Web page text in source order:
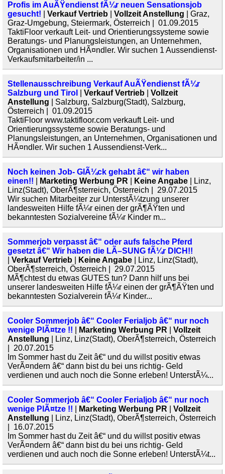
Profis im AuÃŸendienst fÃ¼r neuen Sensationsjob
gesucht!
Verkauf Vertrieb Vollzeit Anstellung | Graz,
Graz-Umgebung, Steiermark, Österreich | 01.09.2015
TaktiFloor verkauft Leit- und Orientierungssysteme sowie
Beratungs- und Planungsleistungen, an Unternehmen,
Organisationen und HÃ¤ndler. Wir suchen 1 Aussendienst-
Verkaufsmitarbeiter/in ...
Stellenausschreibung Verkauf AuÃŸendienst fÃ¼r
Salzburg und Tirol
Verkauf Vertrieb
Vollzeit
Anstellung | Salzburg, Salzburg(Stadt), Salzburg,
Österreich | 01.09.2015
TaktiFloor www.taktifloor.com verkauft Leit- und
Orientierungssysteme sowie Beratungs- und
Planungsleistungen, an Unternehmen, Organisationen und
HÃ¤ndler. Wir suchen 1 Aussendienst-Verk...
Noch keinen Job- GlÃ¼ck gehabt â€“ wir haben
einen!!
Marketing Werbung PR Keine Angabe | Linz,
Linz(Stadt), OberÃ¶sterreich, Österreich | 29.07.2015
Wir suchen Mitarbeiter zur UnterstÃ¼tzung unserer
landesweiten Hilfe fÃ¼r einen der grÃ¶ÃŸten und
bekanntesten Sozialvereine fÃ¼r Kinder m...
Sommerjob verpasst â€“ oder aufs falsche Pferd
gesetzt â€“ Wir haben die LÃ–SUNG fÃ¼r DICH!!
Verkauf Vertrieb Keine Angabe | Linz, Linz(Stadt),
OberÃ¶sterreich, Österreich | 29.07.2015
MÃ¶chtest du etwas GUTES tun? Dann hilf uns bei
unserer landesweiten Hilfe fÃ¼r einen der grÃ¶ÃŸten und
bekanntesten Sozialverein fÃ¼r Kinder...
Cooler Sommerjob â€“ Cooler Ferialjob â€“ nur noch
wenige PlÃ¤tze !!
Marketing Werbung PR
Vollzeit
Anstellung | Linz, Linz(Stadt), OberÃ¶sterreich, Österreich
| 20.07.2015
Im Sommer hast du Zeit â€“ und du willst positiv etwas
VerÃ¤ndern â€“ dann bist du bei uns richtig- Geld
verdienen und auch noch die Sonne erleben! UnterstÃ¼...
Cooler Sommerjob â€“ Cooler Ferialjob â€“ nur noch
wenige PlÃ¤tze !!
Marketing Werbung PR
Vollzeit
Anstellung | Linz, Linz(Stadt), OberÃ¶sterreich, Österreich
| 16.07.2015
Im Sommer hast du Zeit â€“ und du willst positiv etwas
VerÃ¤ndern â€“ dann bist du bei uns richtig- Geld
verdienen und auch noch die Sonne erleben! UnterstÃ¼t...